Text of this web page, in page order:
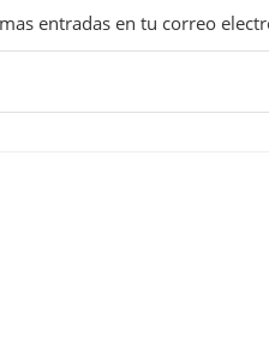
entradas en tu correo